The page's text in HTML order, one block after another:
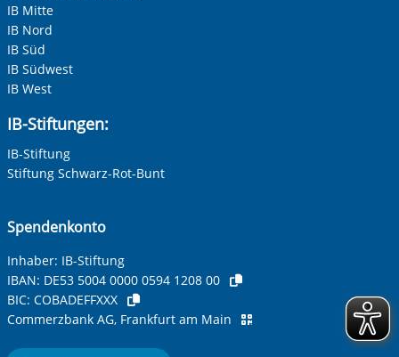
Adresse (PLZ, Ort, Strasse)
Ihre E-Mail-Adresse
Ihre Telefonnummer
Ihre Nachricht*
IB Mitte
IB Nord
IB Süd
IB Südwest
IB West
IB-Stiftungen:
IB-Stiftung
Stiftung Schwarz-Rot-Bunt
Spendenkonto
Inhaber: IB-Stiftung
IBAN: DE53 5004 0000 0594 1208 00
BIC: COBADEFFXXX
Commerzbank AG, Frankfurt am Main